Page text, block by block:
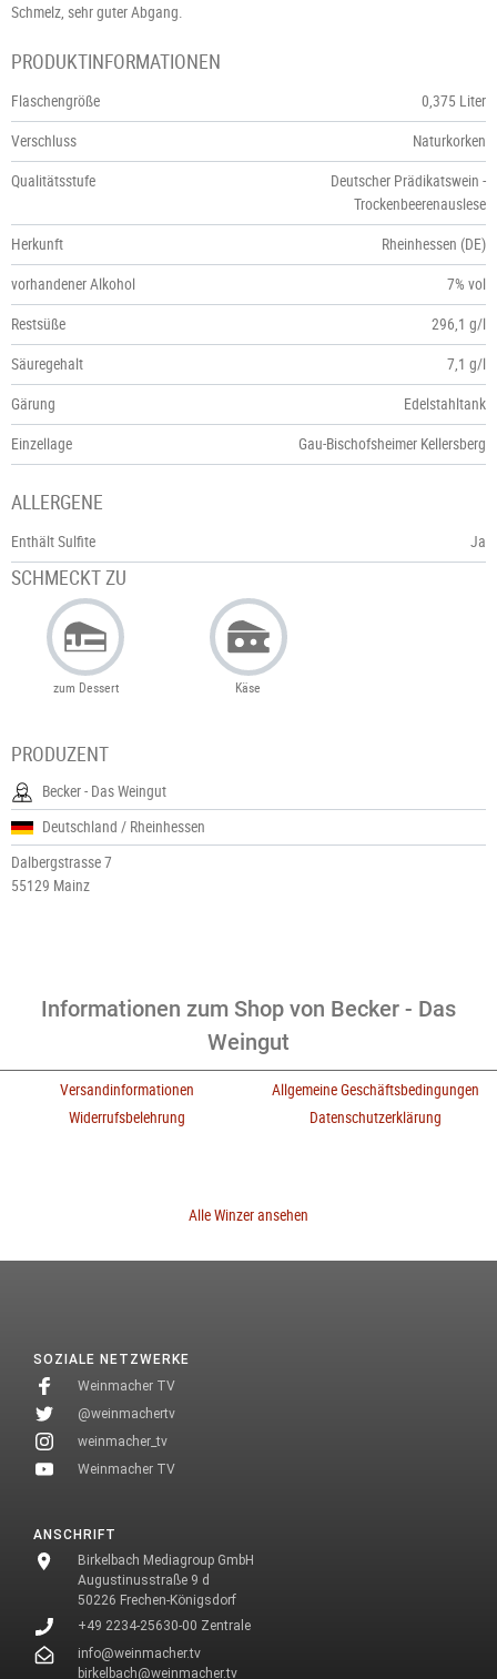
Schmelz, sehr guter Abgang.
PRODUKTINFORMATIONEN
Flaschengröße
0,375 Liter
Verschluss
Naturkorken
Qualitätsstufe
Deutscher Prädikatswein -
Trockenbeerenauslese
Herkunft
Rheinhessen (DE)
vorhandener Alkohol
7% vol
Restsüße
296,1 g/l
Säuregehalt
7,1 g/l
Gärung
Edelstahltank
Einzellage
Gau-Bischofsheimer Kellersberg
ALLERGENE
Enthält Sulfite Ja
SCHMECKT ZU
zum Dessert Käse
PRODUZENT
Becker - Das Weingut
Deutschland / Rheinhessen
Dalbergstrasse 7
55129 Mainz
Informationen zum Shop von Becker - Das
Weingut
Versandinformationen
Allgemeine Geschäftsbedingungen
Widerrufsbelehrung
Datenschutzerklärung
Alle Winzer ansehen
ANSCHRIFT
Birkelbach Mediagroup GmbH
Augustinusstraße 9 d
50226 Frechen-Königsdorf
+49 2234-25630-00 Zentrale
info@weinmacher.tv
birkelbach@weinmacher.tv
SOZIALE NETZWERKE
Weinmacher TV
@weinmachertv
weinmacher_tv
Weinmacher TV